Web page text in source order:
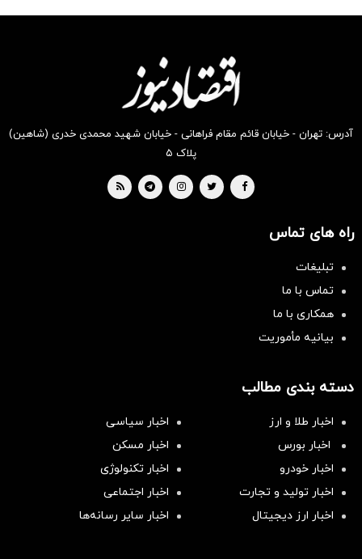
بخر !
بخر !
آدرس: تهران - خیابان قائم مقام فراهانی - خیابان شهید محمدی خدری (شاهین)
پلاک ۵
راه های تماس
تبلیغات
تماس با ما
همکاری با ما
بیانیه مأموریت
دسته بندی مطالب
اخبار طلا و ارز
اخبار سیاسی
اخبار بورس
اخبار مسکن
اخبار خودرو
اخبار تکنولوژی
اخبار تولید و تجارت
اخبار اجتماعی
اخبار ارز دیجیتال
اخبار سایر رسانه‌‌ها